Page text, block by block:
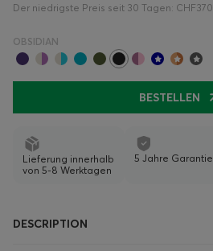
Der niedrigste Preis seit 30 Tagen: CHF370
OBSIDIAN
BESTELLEN
Lieferung innerhalb
von 5-8 Werktagen
5 Jahre Garantie
DESCRIPTION